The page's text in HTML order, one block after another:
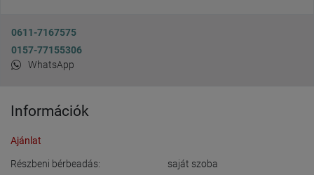
0611-7167575
0157-77155306
WhatsApp
Információk
Ajánlat
Részbeni bérbeadás:
saját szoba